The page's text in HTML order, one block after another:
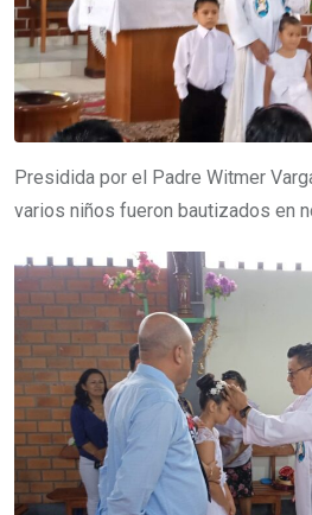
Presidida por el Padre Witmer
varios niños fueron bautizados en